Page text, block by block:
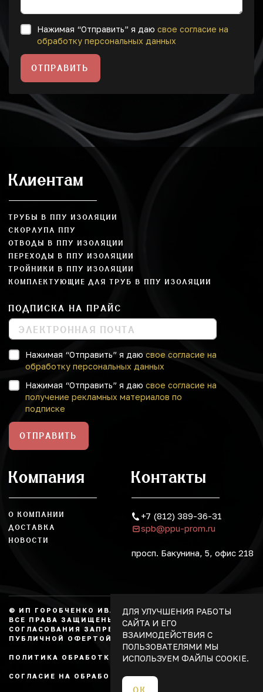
Нажимая “Отправить” я даю свое согласие на
обработку персональных данных
ОТПРАВИТЬ
Клиентам
ТРУБЫ В ППУ ИЗОЛЯЦИИ
СКОРЛУПА ППУ
ОТВОДЫ В ППУ ИЗОЛЯЦИИ
ПЕРЕХОДЫ В ППУ ИЗОЛЯЦИИ
ТРОЙНИКИ В ППУ ИЗОЛЯЦИИ
КОМПЛЕКТУЮЩИЕ ДЛЯ ТРУБ В ППУ ИЗОЛЯЦИИ
ПОДПИСКА НА ПРАЙС
Нажимая “Отправить” я даю свое согласие на
обработку персональных данных
Нажимая “Отправить” я даю свое согласие на
получение рекламных материалов по
подписке
ОТПРАВИТЬ
Компания
О КОМПАНИИ
ДОСТАВКА
НОВОСТИ
Контакты
+7 (812) 389-36-31
spb@ppu-prom.ru
просп. Бакунина, 5, офис 218
© ИП ГОРОБЧЕНКО ИВАН АЛЕКСАНДРОВИЧ, 2026.
ВСЕ ПРАВА ЗАЩИЩЕНЫ, КОПИРОВАНИЕ БЕЗ
СОГЛАСОВАНИЯ ЗАПРЕЩЕНО. НЕ ЯВЛЯЕТСЯ
ПУБЛИЧНОЙ ОФЕРТОЙ.
ПОЛИТИКА ОБРАБОТКИ ПЕРСОНАЛЬНЫХ ДАННЫХ
СОГЛАСИЕ НА ОБРАБОТКУ ПЕРСОНАЛЬНЫХ ДАННЫХ
ДЛЯ УЛУЧШЕНИЯ РАБОТЫ
САЙТА И ЕГО
ВЗАИМОДЕЙСТВИЯ С
ПОЛЬЗОВАТЕЛЯМИ МЫ
ИСПОЛЬЗУЕМ ФАЙЛЫ COOKIE.